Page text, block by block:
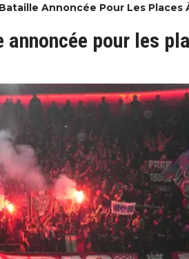
Bataille Annoncée Pour Les Places
annoncée pour les